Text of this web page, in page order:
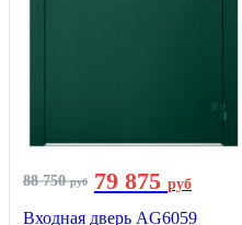
88 750руб 79 875 руб
Входная дверь AG6059